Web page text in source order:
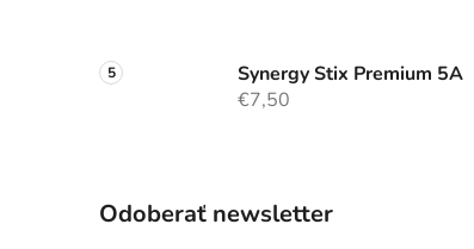
Synergy Stix Premium 5A
€7,50
Odoberať newsletter